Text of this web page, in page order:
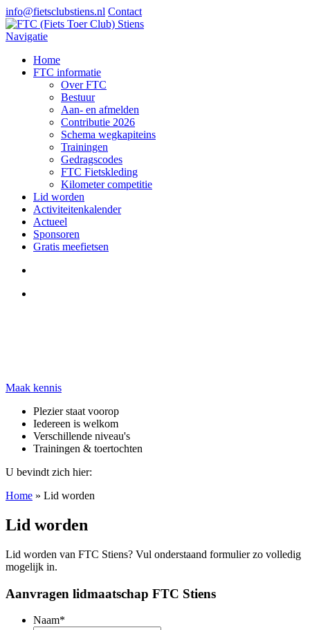
info@fietsclubstiens.nl Contact
Navigatie
Home
FTC informatie
Over FTC
Bestuur
Aan- en afmelden
Contributie 2026
Schema wegkapiteins
Trainingen
Gedragscodes
FTC Fietskleding
Kilometer competitie
Lid worden
Activiteitenkalender
Actueel
Sponsoren
Gratis meefietsen
Maak kennis
Plezier staat voorop
Iedereen is welkom
Verschillende niveau's
Trainingen & toertochten
U bevindt zich hier:
Home » Lid worden
Lid worden
Lid worden van FTC Stiens? Vul onderstaand formulier zo volledig
mogelijk in.
Aanvragen lidmaatschap FTC Stiens
Naam*